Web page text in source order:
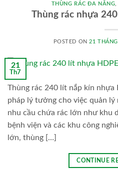
THÙNG RÁC ĐA NĂNG
Thùng rác nhựa
POSTED ON21
21
Th7
Thùng rác 240 lít nắp kín nhựa
pháp lý tưởng cho việc quản
nhu cầu chứa rác lớn như khu
bệnh viện và các khu công
lớn, thùng […]
CONTINUE